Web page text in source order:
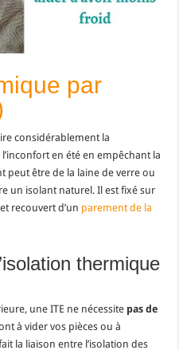
par
considérablement la
en été en empêchant la
peut être de la laine de verre ou
un isolant naturel. Il est fixé sur
recouvert d’un parement de la
thermique
une ITE ne nécessite pas de
à vider vos pièces ou à
la liaison entre l’isolation des